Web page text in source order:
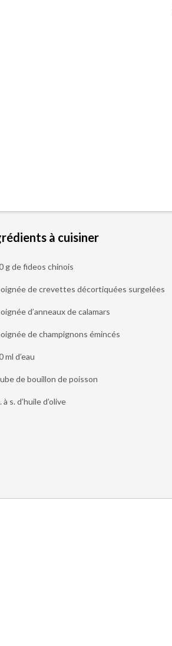
à cuisiner
g de fideos chinois
de crevettes décortiquées surgelées
d’anneaux de calamars
de champignons émincés
ml d’eau
de bouillon de poisson
à s. d’huile d’olive